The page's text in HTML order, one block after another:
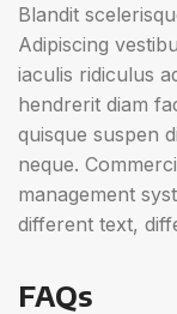
Blandit
Adipiscing
iaculis ridiculus
hendrerit diam
quisque suspen
neque.
management
different text,
FAQs